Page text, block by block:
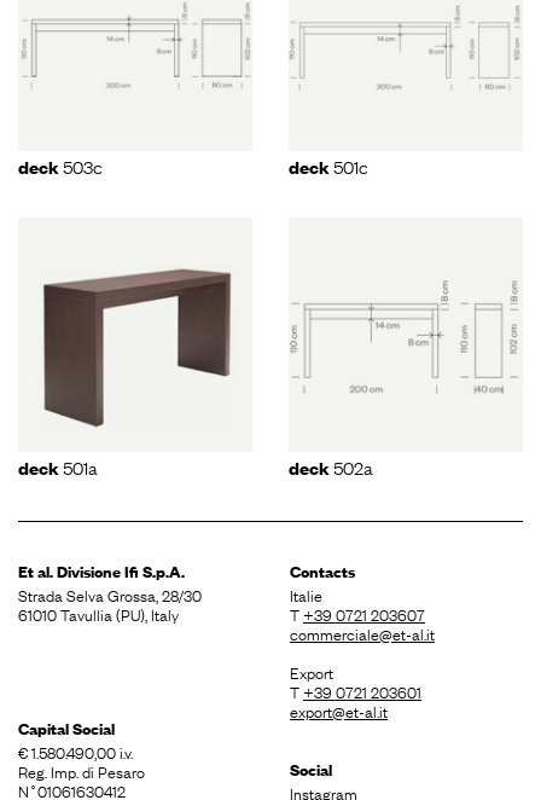
deck503c deck501c
deck501a deck502a
Et al. DivisioneIfi S.p.A.
Strada Selva Grossa, 28/30
61010 Tavullia (PU), Italy
Capital Social
€ 1.580.490,00 i.v.
Reg. Imp. di Pesaro
N˚01061630412
Contacts
Italie
T+39 0721 203607
commerciale@et-al.it
Export
T+39 0721 203601
export@et-al.it
Social
Instagram